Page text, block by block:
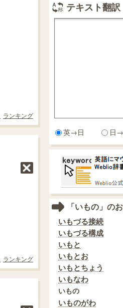
ランキング
ランキング
テキスト翻訳
英→日 日
「いもの」の
いもづる接続
いもづる構成
いもと
いもとお
いもとちょう
いもなわ
いもの
いものがわ